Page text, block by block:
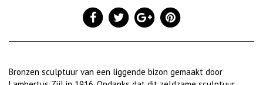
Bronzen sculptuur van een liggende bizon gemaakt door